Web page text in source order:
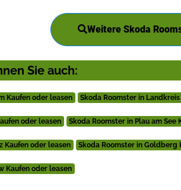
Weitere Skoda
Sie auch:
Kaufen oder leasen Skoda Roomster in
oder leasen Skoda Roomster in Plau am See
Kaufen oder leasen Skoda Roomster in Goldberg
Kaufen oder leasen